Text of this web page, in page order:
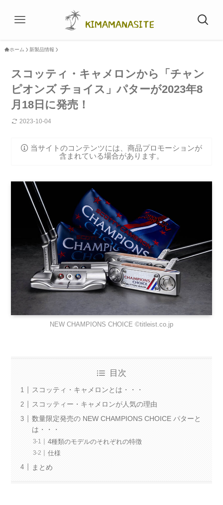
ホーム 新製品情報
スコッティ・キャメロンから「チャン
ピオンズ チョイス」パターが2023年8
月18日に発売！
2023-10-04
当サイトのコンテンツには、商品プロモーションが
含まれている場合があります。
NEW CHAMPIONS CHOICE ©titleist.co.jp
目次
スコッティ・キャメロンとは・・・
スコッティー・キャメロンが人気の理由
数量限定発売の NEW CHAMPIONS CHOICE パターと
は・・・
4種類のモデルのそれぞれの特徴
仕様
まとめ